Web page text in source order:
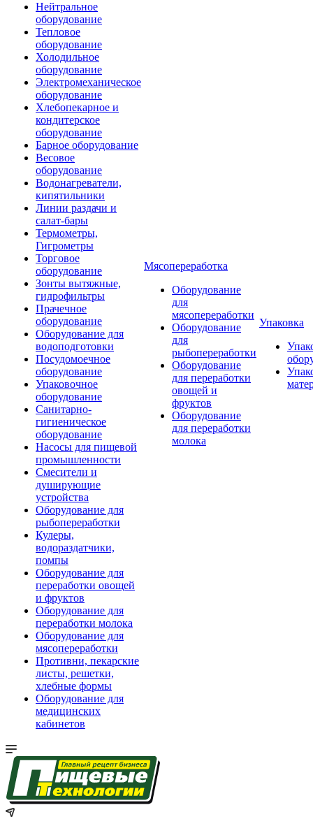
Нейтральное
оборудование
Тепловое
оборудование
Холодильное
оборудование
Электромеханическое
оборудование
Хлебопекарное и
кондитерское
оборудование
Барное оборудование
Весовое
оборудование
Водонагреватели,
кипятильники
Линии раздачи и
салат-бары
Термометры,
Гигрометры
Торговое
оборудование
Зонты вытяжные,
гидрофильтры
Прачечное
оборудование
Оборудование для
водоподготовки
Посудомоечное
оборудование
Упаковочное
оборудование
Санитарно-
гигиеническое
оборудование
Насосы для пищевой
промышленности
Смесители и
душирующие
устройства
Оборудование для
рыбопереработки
Кулеры,
водораздатчики,
помпы
Оборудование для
переработки овощей
и фруктов
Оборудование для
переработки молока
Оборудование для
мясопереработки
Противни, пекарские
листы, решетки,
хлебные формы
Оборудование для
медицинских
кабинетов
Мясопереработка
Оборудование
для
мясопереработки
Оборудование
для
рыбопереработки
Оборудование
для переработки
овощей и
фруктов
Оборудование
для переработки
молока
Упаковка